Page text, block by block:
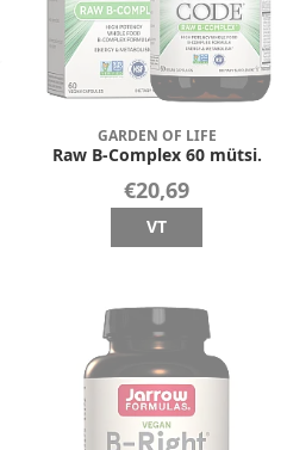
GARDEN OF LIFE
Raw B-Complex 60 mütsi.
€20,69
VT